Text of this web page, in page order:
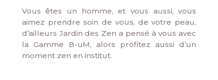
Vous êtes un homme, et vous aussi, vous
aimez prendre soin de vous, de votre peau,
d’ailleurs Jardin des Zen a pensé à vous avec
la Gamme B-uM, alors profitez aussi d’un
moment zen en institut.